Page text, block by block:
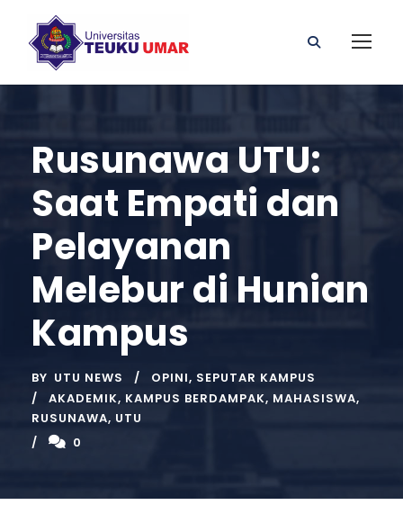
Rusunawa UTU:
Saat Empati dan
Pelayanan
Melebur di Hunian
Kampus
BY UTU NEWS OPINI, SEPUTAR KAMPUS
AKADEMIK, KAMPUS BERDAMPAK, MAHASISWA,
RUSUNAWA, UTU
0